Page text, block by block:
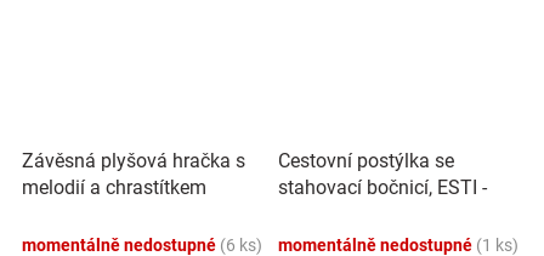
Závěsná plyšová hračka s
melodií a chrastítkem
momentálně nedostupné (6 ks)
Cestovní postýlka se
stahovací bočnicí, ESTI -
momentálně nedostupné (1 ks)